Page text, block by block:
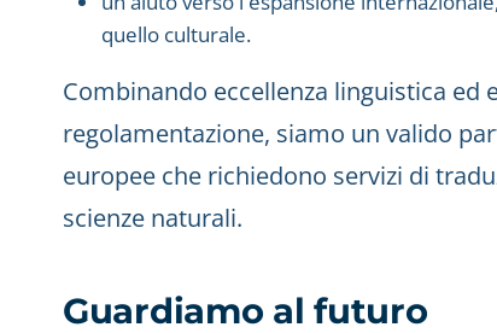
quello culturale.
Combinando eccellenza linguistica ed
regolamentazione, siamo un valido
europee che richiedono servizi di
scienze naturali.
Guardiamo al futuro